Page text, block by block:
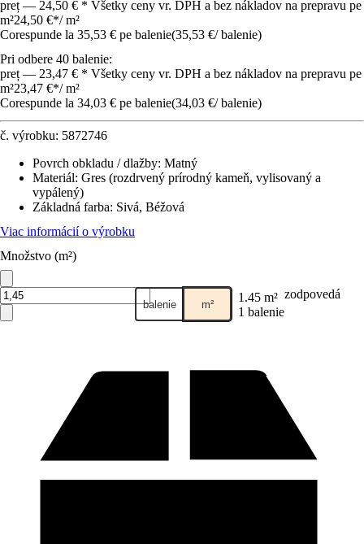
preț — 24,50 € * Všetky ceny vr. DPH a bez nákladov na prepravu pe
m²24,50 €*/ m²
Corespunde la 35,53 € pe balenie(35,53 €/ balenie)
Pri odbere 40 balenie:
preț — 23,47 € * Všetky ceny vr. DPH a bez nákladov na prepravu pe
m²23,47 €*/ m²
Corespunde la 34,03 € pe balenie(34,03 €/ balenie)
č. výrobku: 5872746
Povrch obkladu / dlažby: Matný
Materiál: Gres (rozdrvený prírodný kameň, vylisovaný a
vypálený)
Základná farba: Sivá, Béžová
Viac informácií o výrobku
Množstvo (m²)
balenie m² 1.45 m² zodpovedá
1 balenie